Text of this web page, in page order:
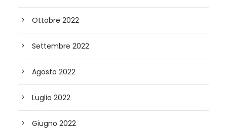
Ottobre 2022
Settembre 2022
Agosto 2022
Luglio 2022
Giugno 2022